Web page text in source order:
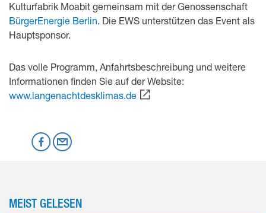
Kulturfabrik Moabit gemeinsam mit der Genossenschaft
BürgerEnergie Berlin. Die EWS unterstützen das Event als
Hauptsponsor.
Das volle Programm, Anfahrtsbeschreibung und weitere
Informationen finden Sie auf der Website:
www.langenachtdesklimas.de
Mastodon
Facebook
per Email
MEIST GELESEN